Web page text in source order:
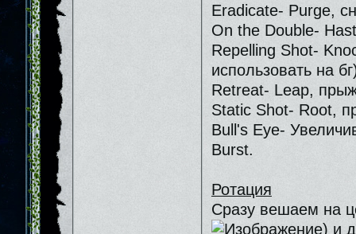
Eradicate- Purge,
On the Double-
Repelling Shot-
использовать на
Retreat- Leap,
Static Shot- Root,
Bull's Eye-
Burst.
Ротация
Сразу вешаем на
) и